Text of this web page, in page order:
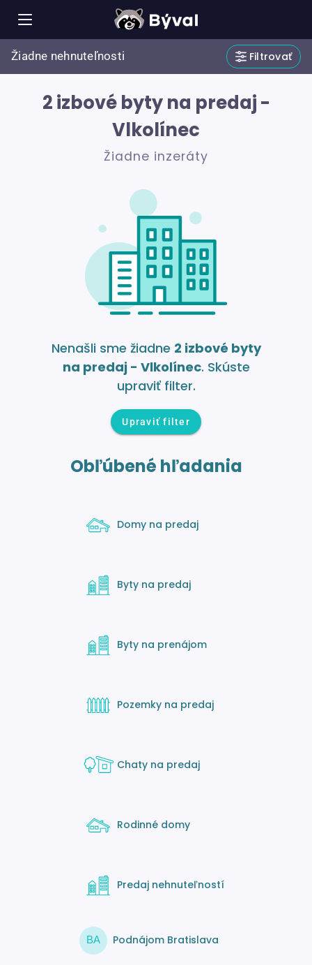
Žiadne nehnuteľnosti Filtrovať
2 izbové byty na predaj -
Vlkolínec
Žiadne inzeráty
Nenašli sme žiadne 2 izbové byty
na predaj - Vlkolínec. Skúste
upraviť filter.
Upraviť filter
Obľúbené hľadania
Domy na predaj
Byty na predaj
Byty na prenájom
Pozemky na predaj
Chaty na predaj
Rodinné domy
Predaj nehnuteľností
BA Podnájom Bratislava